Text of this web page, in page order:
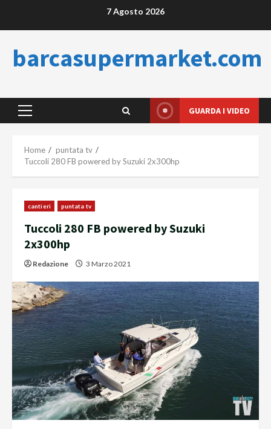
7 Agosto 2026
barcasupermarket.com
Primary
GUARDA I VIDEO
Home
puntata tv
Tuccoli 280 FB powered by Suzuki 2x300hp
cantieri puntata tv
Tuccoli 280 FB powered by Suzuki
2x300hp
Redazione 3 Marzo 2021